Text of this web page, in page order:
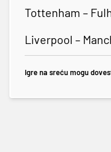
Tottenham –
Liverpool –
Igre na sreću mogu